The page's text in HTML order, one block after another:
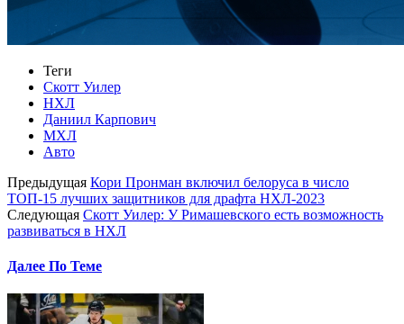
Теги
Скотт Уилер
НХЛ
Даниил Карпович
МХЛ
Авто
Предыдущая Кори Пронман включил белоруса в число
ТОП-15 лучших защитников для драфта НХЛ-2023
Следующая Скотт Уилер: У Римашевского есть возможность
развиваться в НХЛ
Далее По Теме